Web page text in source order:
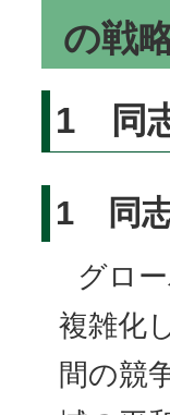
の戦
1 同
1 同志
グロ
複雑化
間の競